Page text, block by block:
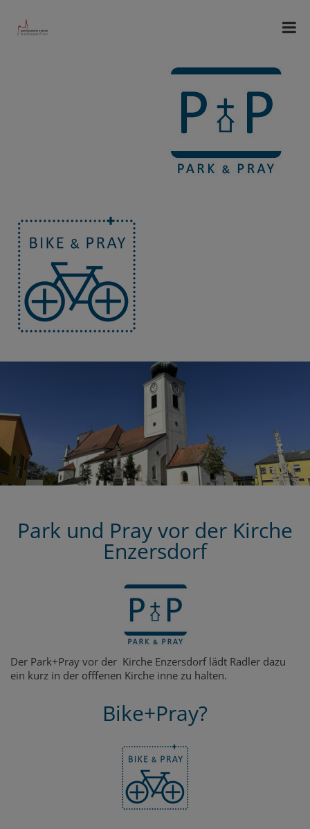
Park und Pray vor der Kirche
Enzersdorf
Der Park+Pray vor der Kirche Enzersdorf lädt Radler dazu
ein kurz in der offfenen Kirche inne zu halten.
Bike+Pray?